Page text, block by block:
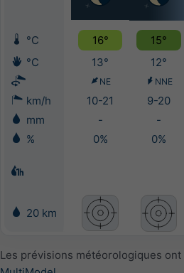
°C 16° 15°
°C
13° 12°
NE NNE
km/h 10-21 9-20
mm
- -
%
0% 0%
20 km
Les prévisions météorologiques